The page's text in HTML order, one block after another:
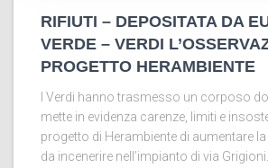
RIFIUTI – DEPOSITATA DA
VERDE – VERDI
PROGETTO HERAMBIENTE
I Verdi hanno trasmesso un corposo
mette in evidenza carenze, limiti e
progetto di Herambiente di aumentare
da incenerire nell’impianto di via